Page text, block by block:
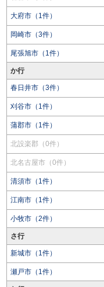
大府市（1件）
岡崎市（3件）
尾張旭市（1件）
か行
春日井市（3件）
刈谷市（1件）
蒲郡市（1件）
北設楽郡（0件）
北名古屋市（0件）
清須市（1件）
江南市（1件）
小牧市（2件）
さ行
新城市（1件）
瀬戸市（1件）